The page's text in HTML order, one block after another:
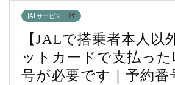
JALサービス
【JALで搭乗者本人以
ットカードで支払った
号が必要です｜予約番